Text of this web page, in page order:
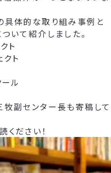
具体的な取り組み事例と
いて紹介しました。
ト
ト
ル
牧副センター長も寄稿して
ださい！